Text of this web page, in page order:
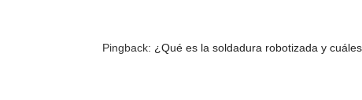
Pingback: ¿Qué es la soldadura robotizada y